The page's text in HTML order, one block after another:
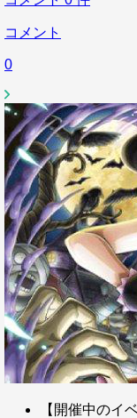
コメント
0
【開催中のイ